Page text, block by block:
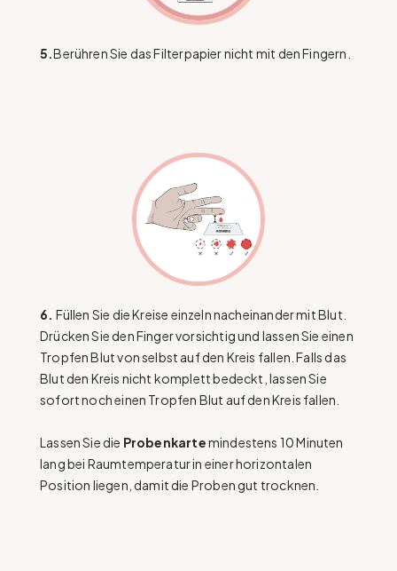
5.Berühren Sie das Filterpapier nicht mit den Fingern.
6. Füllen Sie die Kreise einzeln nacheinander mit Blut.
Drücken Sie den Finger vorsichtig und lassen Sie einen
Tropfen Blut von selbst auf den Kreis fallen. Falls das
Blut den Kreis nicht komplett bedeckt, lassen Sie
sofort noch einen Tropfen Blut auf den Kreis fallen.
Lassen Sie die Probenkartemindestens 10 Minuten
lang bei Raumtemperatur in einer horizontalen
Position liegen, damit die Proben gut trocknen.